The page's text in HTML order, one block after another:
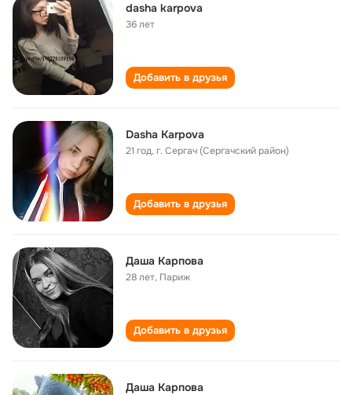
dasha karpovа
36 лет
Добавить в друзья
Dasha Karpova
21 год,г. Сергач (Сергачский район)
Добавить в друзья
Даша Карпова
28 лет, Париж
Добавить в друзья
Даша Карпова